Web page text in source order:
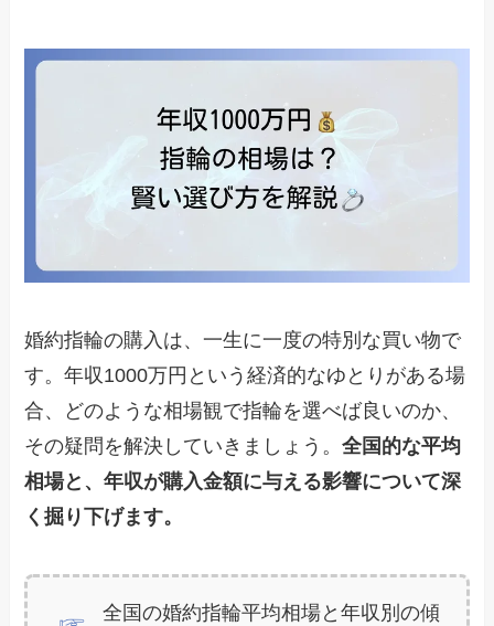
婚約指輪の購入は、一生に一度の特別な買い物で
す。年収1000万円という経済的なゆとりがある場
合、どのような相場観で指輪を選べば良いのか、
その疑問を解決していきましょう。全国的な平均
相場と、年収が購入金額に与える影響について深
く掘り下げます。
全国の婚約指輪平均相場と年収別の傾